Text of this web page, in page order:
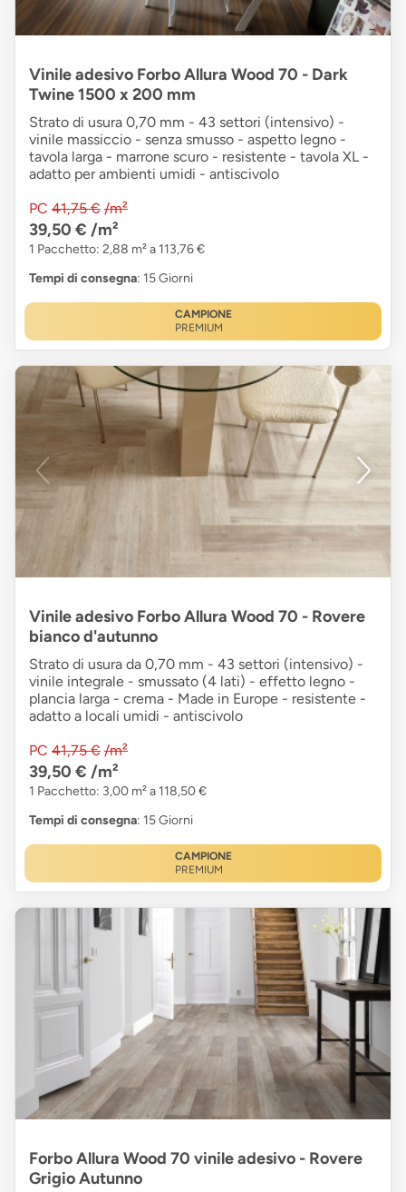
Vinile adesivo Forbo Allura Wood 70 - Dark
Twine 1500 x 200 mm
Strato di usura 0,70 mm - 43 settori (intensivo) -
vinile massiccio - senza smusso - aspetto legno -
tavola larga - marrone scuro - resistente - tavola XL -
adatto per ambienti umidi - antiscivolo
PC 41,75 € /m²
39,50 € /m²
1 Pacchetto: 2,88 m² a 113,76 €
Tempi di consegna: 15 Giorni
CAMPIONE
PREMIUM
Vinile adesivo Forbo Allura Wood 70 - Rovere
bianco d'autunno
Strato di usura da 0,70 mm - 43 settori (intensivo) -
vinile integrale - smussato (4 lati) - effetto legno -
plancia larga - crema - Made in Europe - resistente -
adatto a locali umidi - antiscivolo
PC 41,75 € /m²
39,50 € /m²
1 Pacchetto: 3,00 m² a 118,50 €
Tempi di consegna: 15 Giorni
CAMPIONE
PREMIUM
Forbo Allura Wood 70 vinile adesivo - Rovere
Grigio Autunno